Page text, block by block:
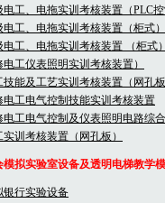
电工、电拖实训考核装置（PLC
电工、电拖实训考核装置（柜式）
电工、电拖实训考核装置 （柜式）
电工仪表照明实训考核装置）
技能及工艺实训考核装置（网孔板
电工电气控制技能实训考核装置
电工电气控制及仪表照明电路综
实训考核装置（网孔板）
模拟实验室设备及透明电梯教学
银行实验设备